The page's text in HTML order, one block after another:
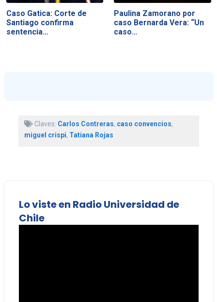
Caso Gatica: Corte de
Santiago confirma
sentencia…
Paulina Zamorano por
caso Bernarda Vera: “Un
caso…
Claves: Carlos Contreras, caso convencios,
miguel crispi, Tatiana Rojas
Lo viste en Radio Universidad de
Chile